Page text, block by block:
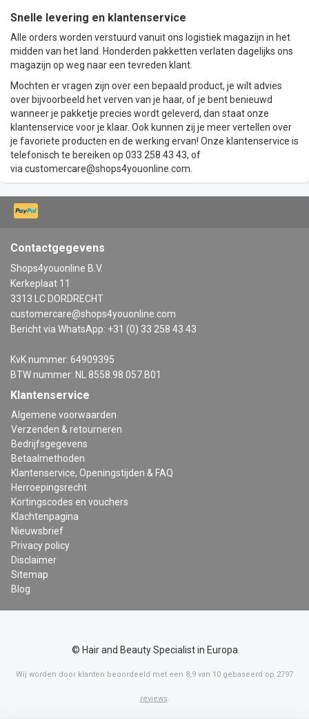
Snelle levering en klantenservice
Alle orders worden verstuurd vanuit ons logistiek magazijn in het
midden van het land. Honderden pakketten verlaten dagelijks ons
magazijn op weg naar een tevreden klant.
Mochten er vragen zijn over een bepaald product, je wilt advies
over bijvoorbeeld het verven van je haar, of je bent benieuwd
wanneer je pakketje precies wordt geleverd, dan staat onze
klantenservice voor je klaar. Ook kunnen zij je meer vertellen over
je favoriete producten en de werking ervan! Onze klantenservice is
telefonisch te bereiken op 033 258 43 43, of
via customercare@shops4youonline.com
Contactgegevens
Shops4youonline B.V.
Kerkeplaat 11
3313 LC DORDRECHT
customercare@shops4youonline.com
Bericht via WhatsApp: +31 (0) 33 258 43 43
KvK nummer: 64909395
BTW nummer: NL 8558.98.057.B01
Klantenservice
Algemene voorwaarden
Verzenden & retourneren
Bedrijfsgegevens
Betaalmethoden
Klantenservice, Openingstijden & FAQ
Herroepingsrecht
Kortingscodes en vouchers
Klachtenpagina
Nieuwsbrief
Privacy policy
Disclaimer
Sitemap
Blog
© Hair and Beauty Specialist in Europa
Wij worden door klanten beoordeeld met een 8,9 van 10 gebaseerd op 2797
reviews.